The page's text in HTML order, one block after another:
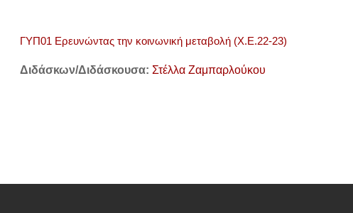
ΓΥΠ01 Ερευνώντας την κοινωνική μεταβολή (Χ.Ε.22-23)
Διδάσκων/Διδάσκουσα: Στέλλα Ζαμπαρλούκου